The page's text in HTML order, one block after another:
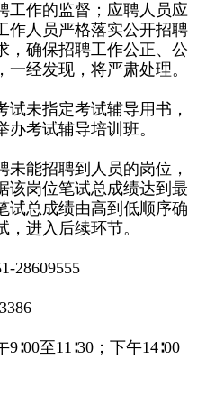
工作的监督；应聘人员应
作人员严格落实公开招聘
，确保招聘工作公正、公
经发现，将严肃处理。
未指定考试辅导用书，
考试辅导培训班。
能招聘到人员的岗位，
该岗位笔试总成绩达到最
试总成绩由高到低顺序确
进入后续环节。
至11∶30；下午14∶00